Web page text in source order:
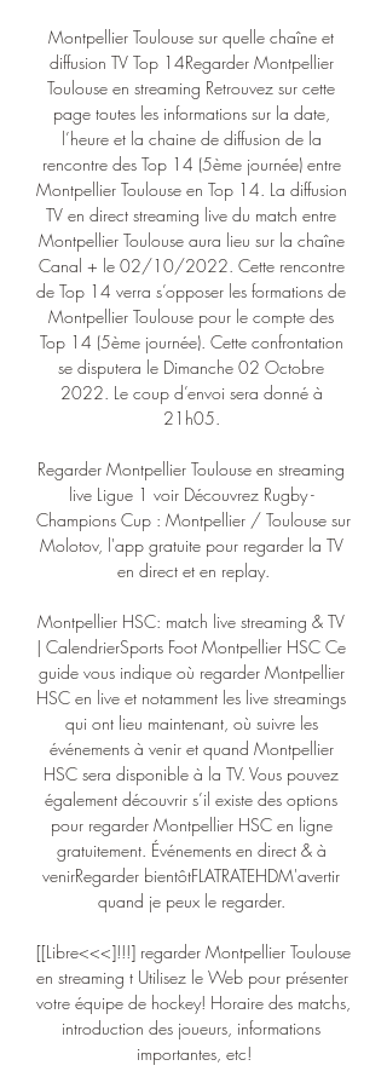
Montpellier Toulouse sur quelle chaîne et
diffusion TV Top 14Regarder Montpellier
Toulouse en streaming Retrouvez sur cette
page toutes les informations sur la date,
l’heure et la chaine de diffusion de la
rencontre des Top 14 (5ème journée) entre
Montpellier Toulouse en Top 14. La diffusion
TV en direct streaming live du match entre
Montpellier Toulouse aura lieu sur la chaîne
Canal + le 02/10/2022. Cette rencontre
de Top 14 verra s’opposer les formations de
Montpellier Toulouse pour le compte des
Top 14 (5ème journée). Cette confrontation
se disputera le Dimanche 02 Octobre
2022. Le coup d’envoi sera donné à
21h05.
Regarder Montpellier Toulouse en streaming
live Ligue 1 voir Découvrez Rugby -
Champions Cup : Montpellier / Toulouse sur
Molotov, l'app gratuite pour regarder la TV
en direct et en replay.
Montpellier HSC: match live streaming & TV
| CalendrierSports Foot Montpellier HSC Ce
guide vous indique où regarder Montpellier
HSC en live et notamment les live streamings
qui ont lieu maintenant, où suivre les
événements à venir et quand Montpellier
HSC sera disponible à la TV. Vous pouvez
également découvrir s’il existe des options
pour regarder Montpellier HSC en ligne
gratuitement. Événements en direct & à
venirRegarder bientôtFLATRATEHDM'avertir
quand je peux le regarder.
[[Libre<<<]!!!] regarder Montpellier Toulouse
en streaming t Utilisez le Web pour présenter
votre équipe de hockey! Horaire des matchs,
introduction des joueurs, informations
importantes, etc!